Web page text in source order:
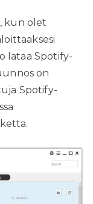
kun olet
lataa Spotify-
on
Spotify-